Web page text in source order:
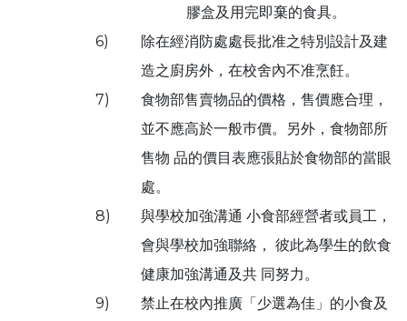
膠盒及用完即棄的食具。
6)
除在經消防處處長批准之特別設計及建
造之廚房外，在校舍內不准烹飪。
7)
食物部售賣物品的價格，售價應合理，
並不應高於一般巿價。另外，食物部所
售物 品的價目表應張貼於食物部的當眼
處。
8)
與學校加強溝通 小食部經營者或員工，
會與學校加強聯絡， 彼此為學生的飲食
健康加強溝通及共 同努力。
9)
禁止在校內推廣「少選為佳」的小食及